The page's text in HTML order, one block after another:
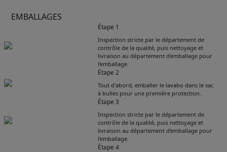
EMBALLAGES
Étape 1
Inspection stricte par le département de
contrôle de la qualité, puis nettoyage et
livraison au département d'emballage pour
l'emballage.
Étape 2
Tout d'abord, emballer le lavabo dans le sac
à bulles pour une première protection.
Étape 3
Inspection stricte par le département de
contrôle de la qualité, puis nettoyage et
livraison au département d'emballage pour
l'emballage.
Étape 4